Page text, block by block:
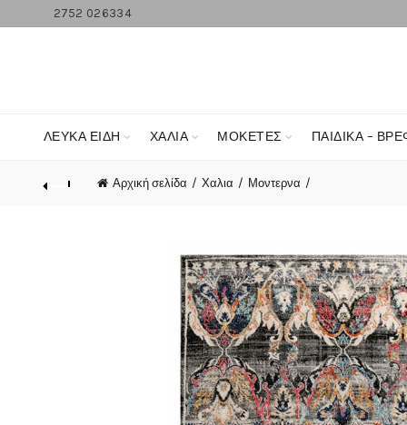
2752 026334
ΛΕΥΚΆ ΕΊΔΗ ΧΑΛΙΑ ΜΟΚΕΤΕΣ ΠΑΙΔΙΚΑ –
Αρχική σελίδα Χαλια Μοντερνα